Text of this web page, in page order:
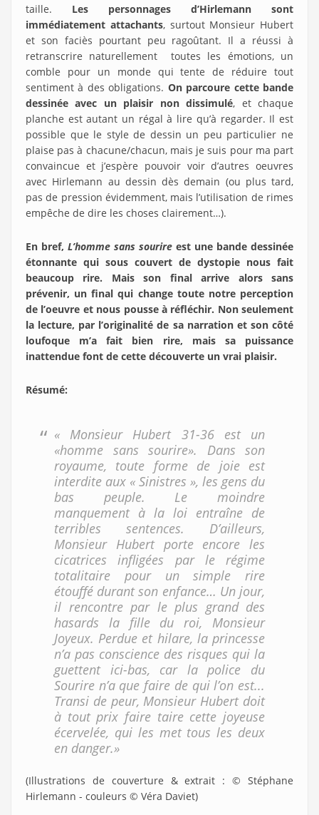
taille. Les personnages d’Hirlemann sont
immédiatement attachants, surtout Monsieur Hubert
et son faciès pourtant peu ragoûtant. Il a réussi à
retranscrire naturellement toutes les émotions, un
comble pour un monde qui tente de réduire tout
sentiment à des obligations. On parcoure cette bande
dessinée avec un plaisir non dissimulé, et chaque
planche est autant un régal à lire qu’à regarder. Il est
possible que le style de dessin un peu particulier ne
plaise pas à chacune/chacun, mais je suis pour ma part
convaincue et j’espère pouvoir voir d’autres oeuvres
avec Hirlemann au dessin dès demain (ou plus tard,
pas de pression évidemment, mais l’utilisation de rimes
empêche de dire les choses clairement…).
En bref, L’homme sans sourire est une bande dessinée
étonnante qui sous couvert de dystopie nous fait
beaucoup rire. Mais son final arrive alors sans
prévenir, un final qui change toute notre perception
de l’oeuvre et nous pousse à réfléchir. Non seulement
la lecture, par l’originalité de sa narration et son côté
loufoque m’a fait bien rire, mais sa puissance
inattendue font de cette découverte un vrai plaisir.
Résumé:
« Monsieur Hubert 31-36 est un
«homme sans sourire». Dans son
royaume, toute forme de joie est
interdite aux « Sinistres », les gens du
bas peuple. Le moindre
manquement à la loi entraîne de
terribles sentences. D’ailleurs,
Monsieur Hubert porte encore les
cicatrices infligées par le régime
totalitaire pour un simple rire
étouffé durant son enfance… Un jour,
il rencontre par le plus grand des
hasards la fille du roi, Monsieur
Joyeux. Perdue et hilare, la princesse
n’a pas conscience des risques qui la
guettent ici-bas, car la police du
Sourire n’a que faire de qui l’on est...
Transi de peur, Monsieur Hubert doit
à tout prix faire taire cette joyeuse
écervelée, qui les met tous les deux
en danger.»
(Illustrations de couverture & extrait : © Stéphane
Hirlemann - couleurs © Véra Daviet)